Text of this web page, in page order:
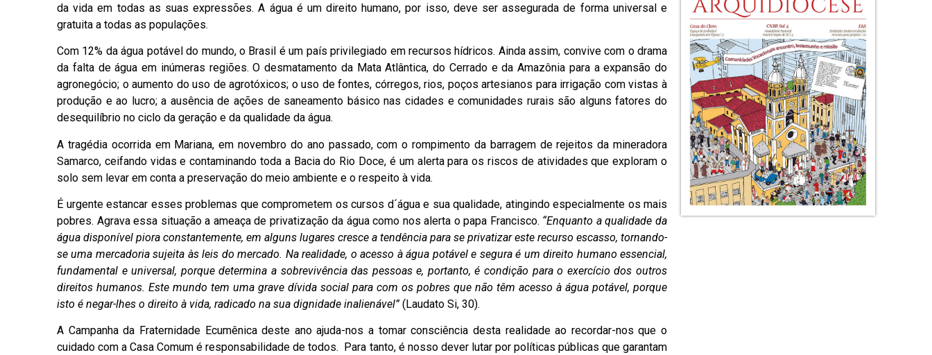
da vida em todas as suas expressões. A água é um direito humano, por isso, deve ser assegurada de forma universal e
gratuita a todas as populações.
Com 12% da água potável do mundo, o Brasil é um país privilegiado em recursos hídricos. Ainda assim, convive com o drama
da falta de água em inúmeras regiões. O desmatamento da Mata Atlântica, do Cerrado e da Amazônia para a expansão do
agronegócio; o aumento do uso de agrotóxicos; o uso de fontes, córregos, rios, poços artesianos para irrigação com vistas à
produção e ao lucro; a ausência de ações de saneamento básico nas cidades e comunidades rurais são alguns fatores do
desequilíbrio no ciclo da geração e da qualidade da água.
A tragédia ocorrida em Mariana, em novembro do ano passado, com o rompimento da barragem de rejeitos da mineradora
Samarco, ceifando vidas e contaminando toda a Bacia do Rio Doce, é um alerta para os riscos de atividades que exploram o
solo sem levar em conta a preservação do meio ambiente e o respeito à vida.
É urgente estancar esses problemas que comprometem os cursos d´água e sua qualidade, atingindo especialmente os mais
pobres. Agrava essa situação a ameaça de privatização da água como nos alerta o papa Francisco. “Enquanto a qualidade da
água disponível piora constantemente, em alguns lugares cresce a tendência para se privatizar este recurso escasso, tornando-
se uma mercadoria sujeita às leis do mercado. Na realidade, o acesso à água potável e segura é um direito humano essencial,
fundamental e universal, porque determina a sobrevivência das pessoas e, portanto, é condição para o exercício dos outros
direitos humanos. Este mundo tem uma grave dívida social para com os pobres que não têm acesso à água potável, porque
isto é negar-lhes o direito à vida, radicado na sua dignidade inalienável”(Laudato Si, 30).
A Campanha da Fraternidade Ecumênica deste ano ajuda-nos a tomar consciência desta realidade ao recordar-nos que o
cuidado com a Casa Comum é responsabilidade de todos. Para tanto, é nosso dever lutar por políticas públicas que garantam